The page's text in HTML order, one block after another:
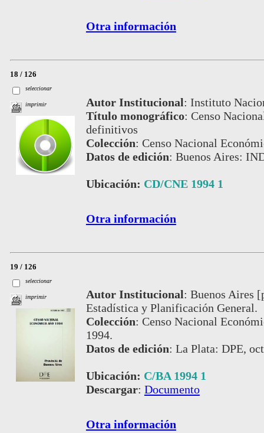
Otra información
18 / 126
seleccionar
imprimir Autor Institucional: Instituto
Título monográfico: Censo
definitivos
Colección: Censo Nacional
Datos de edición: Buenos Aires:
Ubicación: CD/CNE 1994 1
Otra información
19 / 126
seleccionar
imprimir Autor Institucional: Buenos Aires
Estadística y Planificación General.
Colección: Censo Nacional
1994.
Datos de edición: La Plata: DPE,
Ubicación: C/BA 1994 1
Descargar: Documento
Otra información